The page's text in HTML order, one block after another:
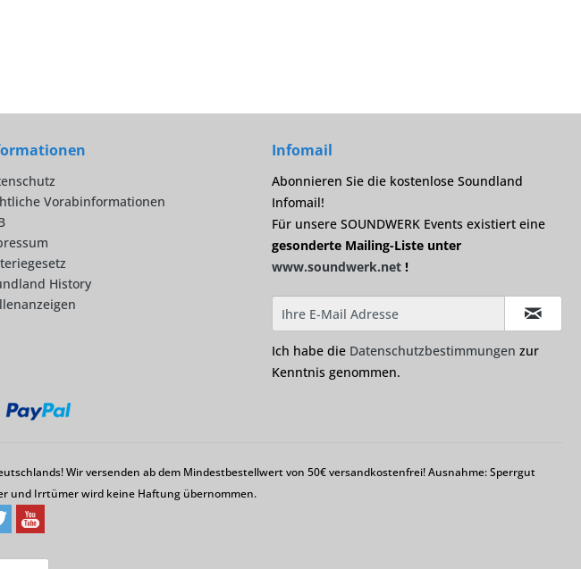
Vorabinformationen
History
Infomail
Abonnieren Sie die kostenlose Soundland
Infomail!
Für unsere SOUNDWERK Events existiert eine
gesonderte Mailing-Liste unter
www.soundwerk.net !
Ich habe die Datenschutzbestimmungen zur
Kenntnis genommen.
Wir versenden ab dem Mindestbestellwert von 50€ versandkostenfrei! Ausnahme: Sperrgut
und Irrtümer wird keine Haftung übernommen.